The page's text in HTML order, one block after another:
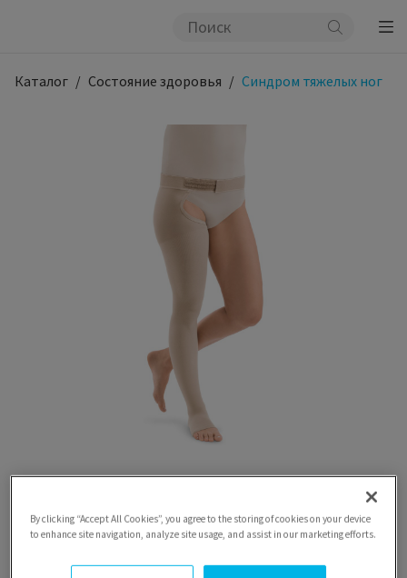
Каталог Состояние здоровья Синдром тяжелых ног
By clicking “Accept All Cookies”, you agree to the storing of cookies on your device
to enhance site navigation, analyze site usage, and assist in our marketing efforts.